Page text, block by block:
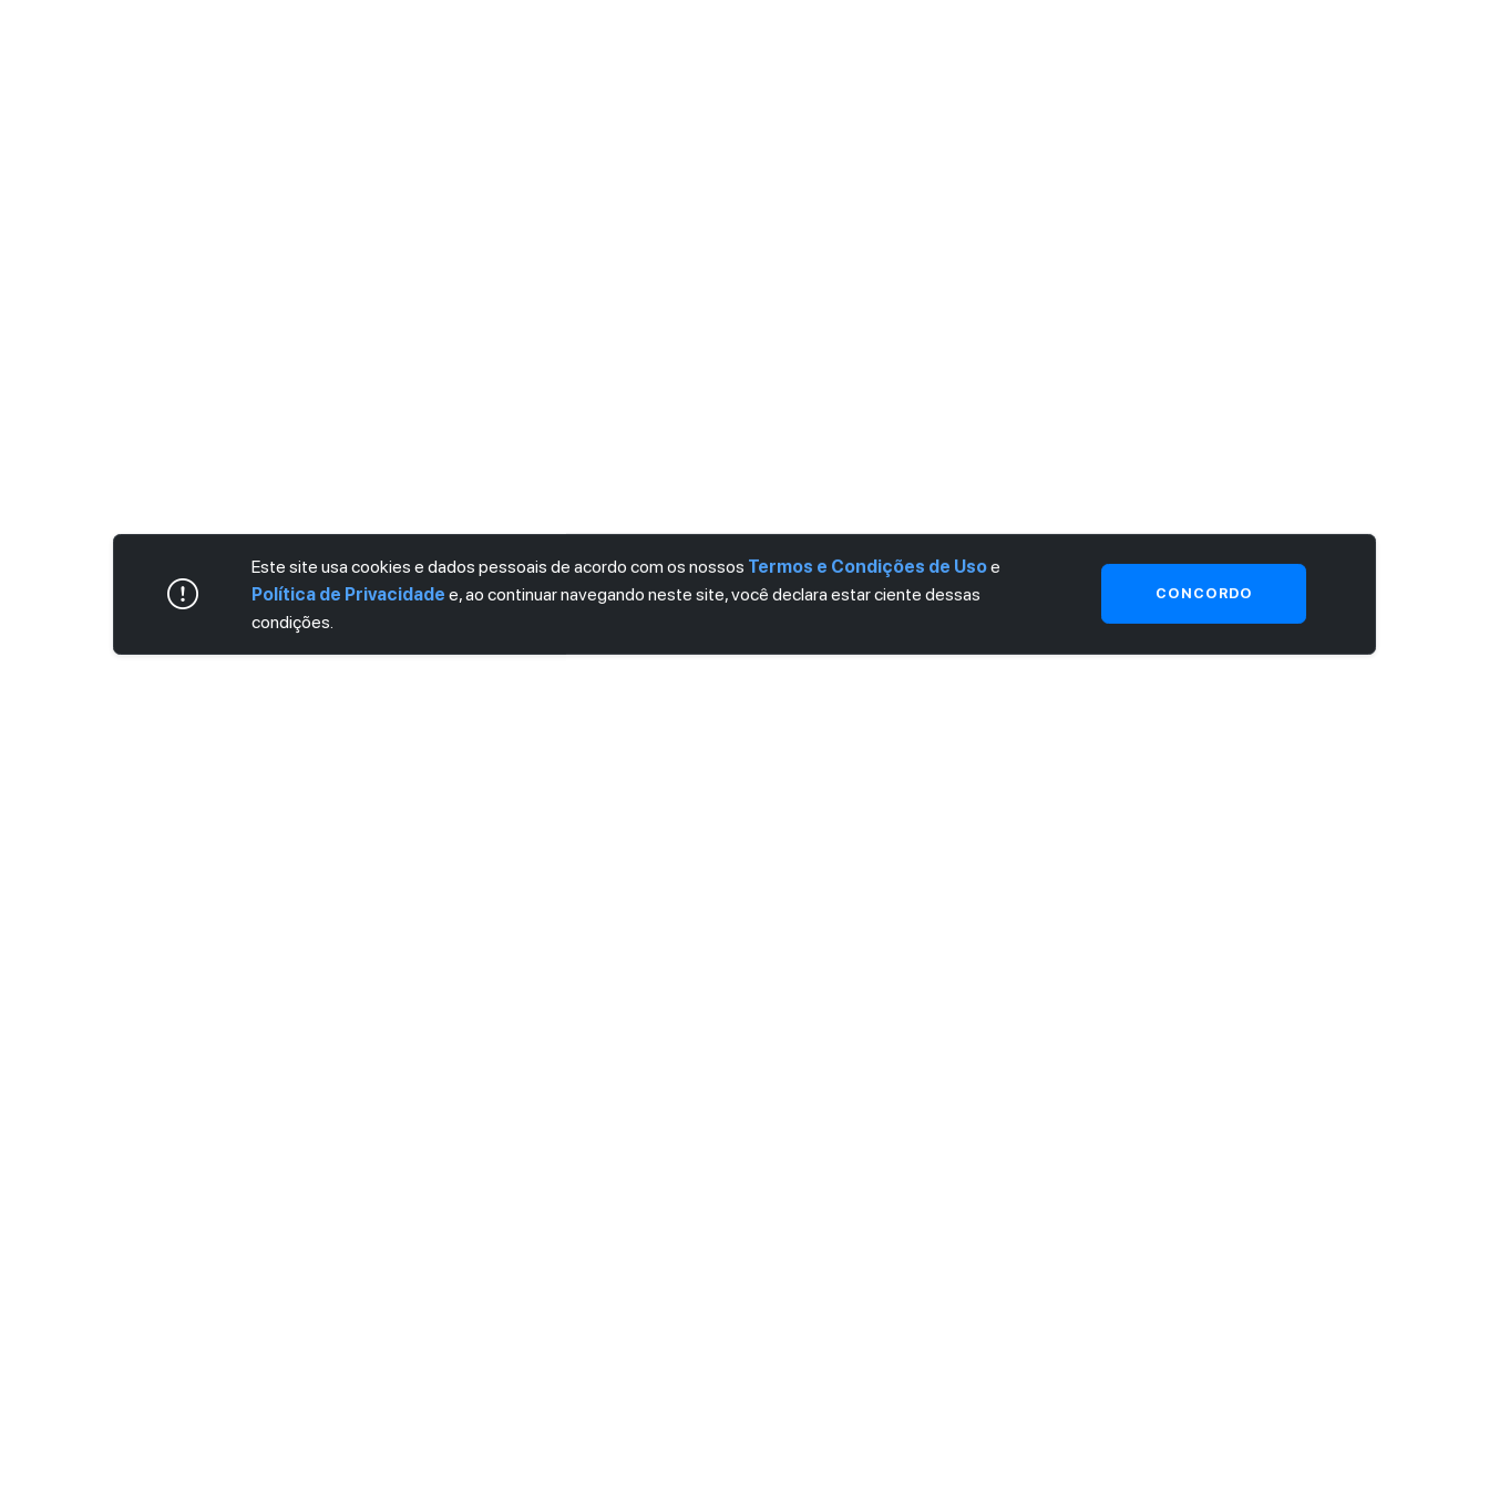
Este site usa cookies e dados pessoais de acordo com os nossos Termos e Condições de Usoe
Política de Privacidade e, ao continuar navegando neste site, você declara estar ciente dessas
condições.
CONCORDO